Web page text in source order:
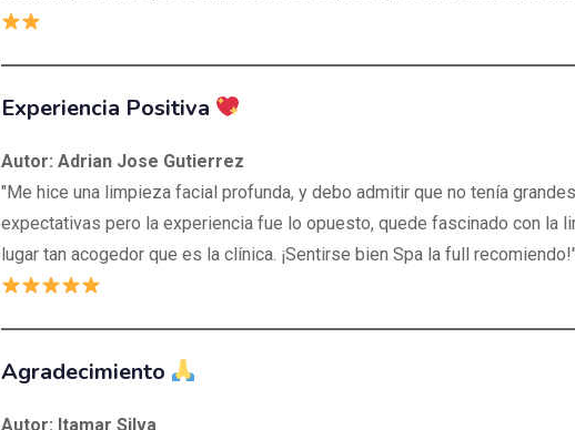
Experiencia Positiva
Autor: Adrian Jose Gutierrez
"Me hice una limpieza facial profunda, y debo admitir que no tenía grandes
expectativas pero la experiencia fue lo opuesto, quede fascinado con la
lugar tan acogedor que es la clínica. ¡Sentirse bien Spa la full
Agradecimiento
Autor: Itamar Silva